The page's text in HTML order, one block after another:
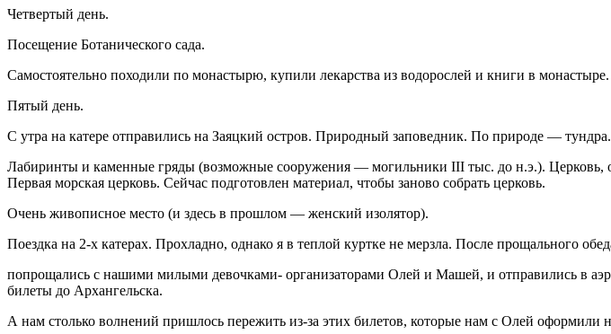
Четвертый день.
Посещение Ботанического сада.
Самостоятельно походили по монастырю, купили лекарства из водорослей и книги в монастыре.
Пятый день.
С утра на катере отправились на Заяцкий остров. Природный заповедник. По природе — тундра.
Лабиринты и каменные гряды (возможные сооружения — могильники III тыс. до н.э.). Церковь,
Первая морская церковь. Сейчас подготовлен материал, чтобы заново собрать церковь.
Очень живописное место (и здесь в прошлом — женский изолятор).
Поездка на 2-х катерах. Прохладно, однако я в теплой куртке не мерзла. После прощального
попрощались с нашими милыми девочками- организаторами Олей и Машей, и отправились в
билеты до Архангельска.
А нам столько волнений пришлось пережить из-за этих билетов, которые нам с Олей оформили